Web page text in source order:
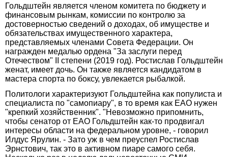
Гольдштейн является членом комитета по бюджету и
финансовым рынкам, комиссии по контролю за
достоверностью сведений о доходах, об имуществе и
обязательствах имущественного характера,
представляемых членами Совета Федерации. Он
награжден медалью ордена "За заслуги перед
Отечеством" II степени (2019 год). Ростислав Гольдштейн
женат, имеет дочь. Он также является кандидатом в
мастера спорта по боксу, увлекается рыбалкой.
Политологи характеризуют Гольдштейна как популиста и
специалиста по "самопиару", в то время как ЕАО нужен
"крепкий хозяйственник". "Невозможно припомнить,
чтобы сенатор от ЕАО Гольдштейн как-то продвигал
интересы области на федеральном уровне, - говорил
Илдус Ярулин. - Зато уж в чем преуспел Ростислав
Эрнстович, так это в активном пиаре самого себя.